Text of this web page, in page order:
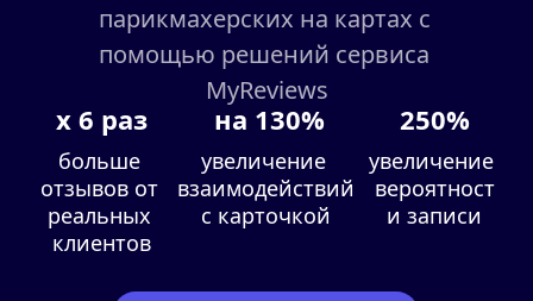
парикмахерских на картах с
помощью решений сервиса
MyReviews
х 6 раз на 130% 250%
больше
отзывов от
реальных
клиентов
увеличение
взаимодействий
с карточкой
увеличение
вероятност
и записи